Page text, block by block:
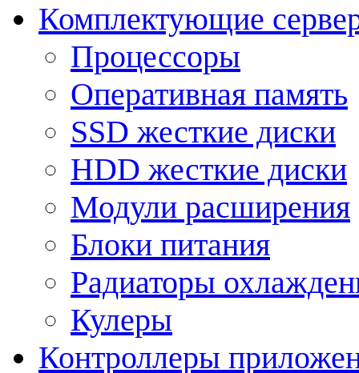
Комплектующие
Процессоры
Оперативная память
SSD жесткие диски
HDD жесткие диски
Модули расширения
Блоки питания
Радиаторы
Кулеры
Контроллеры